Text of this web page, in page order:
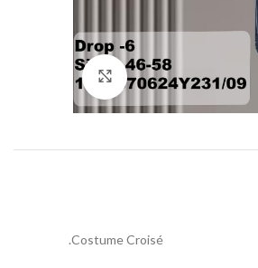
Agrandir
.Costume Croisé